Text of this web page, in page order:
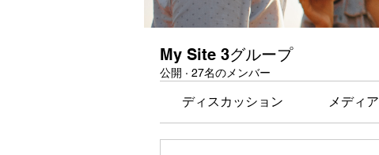
My Site 3グループ
公開 · 27名のメンバー
ディスカッション メディア